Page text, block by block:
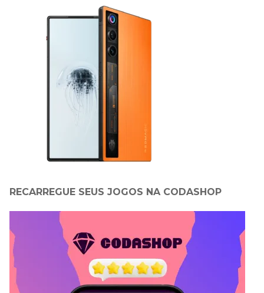
RECARREGUE SEUS JOGOS NA CODASHOP